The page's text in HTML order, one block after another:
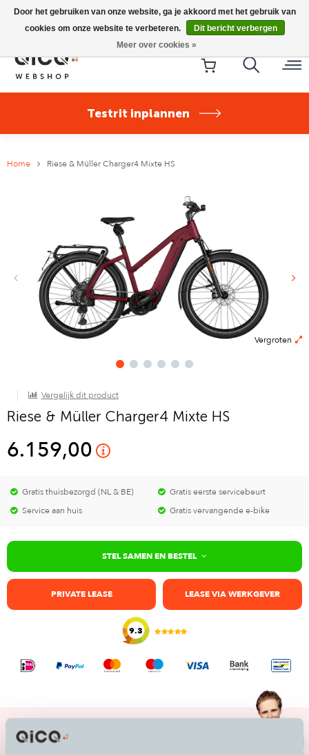
Riese & Müller Nevo5 Silent Core nu direct uit voorraad
leverbaar!
Testrit inplannen
Home Riese & Müller Charger4 Mixte HS
Vergroten
Vergelijk dit product
Riese & Müller Charger4 Mixte HS
6.159,00
Gratis thuisbezorgd (NL & BE)
Gratis eerste servicebeurt
Service aan huis
Gratis vervangende e-bike
STEL SAMEN EN BESTEL
PRIVATE LEASE LEASE VIA WERKGEVER
9.3
Lukt het je niet je ebike te vinden of heb je
vragen?
Door het gebruiken van onze website, ga je akkoord met het gebruik van
cookies om onze website te verbeteren.
Dit bericht verbergen
Meer over cookies »